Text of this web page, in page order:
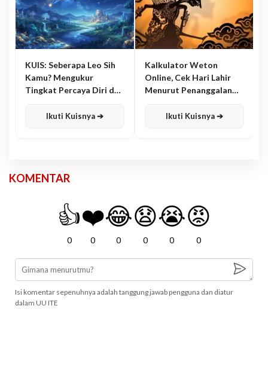
KUIS: Seberapa Leo Sih
Kamu? Mengukur
Tingkat Percaya Diri dan
Ikuti Kuisnya ➔
Kalkulator Weton
Online, Cek Hari Lahir
Menurut Penanggalan
Ikuti Kuisnya ➔
KOMENTAR
👍
0
❤️
0
😂
0
😧
0
😭
0
😡
0
Isi komentar sepenuhnya adalah tanggung jawab pengguna dan diatur
dalam UU ITE